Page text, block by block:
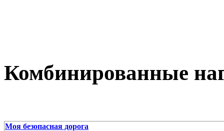
Комбинированные
Моя безопасная дорога